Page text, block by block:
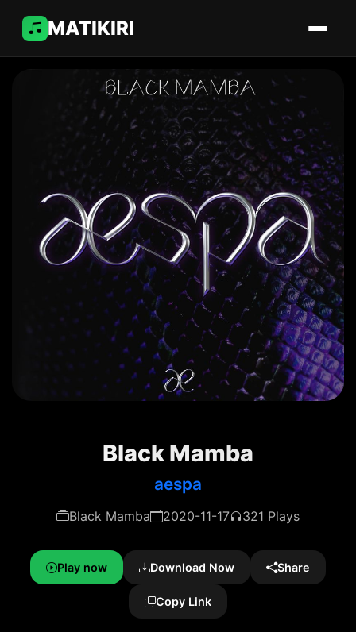
MATIKIRI
Black Mamba
aespa
Black Mamba 2020-11-17 321 Plays
Play now Download Now Share
Copy Link